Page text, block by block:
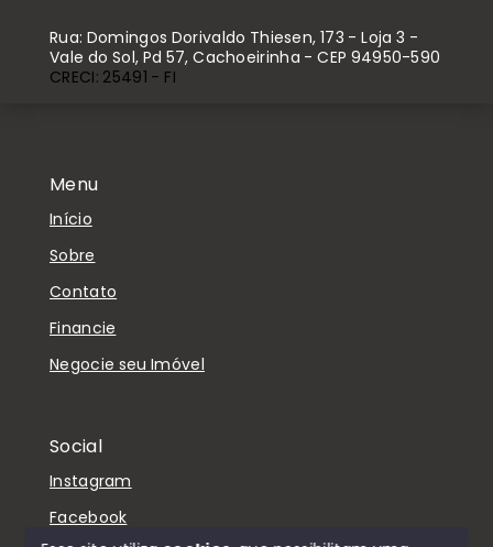
Menu
Início
Sobre
Contato
Financie
Negocie seu Imóvel
Social
Instagram
Facebook
Rua: Domingos Dorivaldo Thiesen, 173 - Loja 3 -
Vale do Sol, Pd 57, Cachoeirinha - CEP 94950-590
CRECI: 25491 - FI